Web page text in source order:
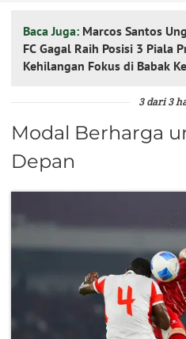
Baca Juga: Marcos Santos
FC Gagal Raih Posisi 3 Piala
Kehilangan Fokus di Babak
3 dari 3
Modal Berharga
Depan